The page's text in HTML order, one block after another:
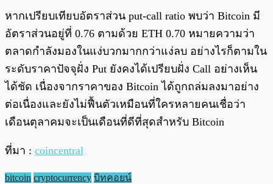
หากเปรียบเทียบอัตราส่วน put-call ratio พบว่า Bitcoin มี
อัตราส่วนอยู่ที่ 0.76 ตามด้วย ETH 0.70 หมายความว่า
ตลาดกำลังมองในแง่บวกมากกว่าแง่ลบ อย่างไรก็ตามใน
ระดับราคาปัจจุฝั่ง Put ยังคงได้เปรียบฝั่ง Call อย่างเห็น
ได้ชัด เนื่องจากราคาของ Bitcoin ได้ถูกถล่มลงมาอย่าง
ต่อเนื่องและยังไม่ฟื้นตัวเหมือนที่ใครหลายคนเชื่อว่า
เดือนตุลาคมจะเป็นเดือนที่ดีที่สุดสำหรับ Bitcoin
ที่มา : coincentral
bitcoin cryptocurrency บิทคอยน์